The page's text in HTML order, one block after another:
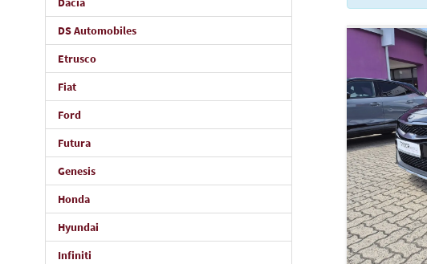
DS Automobiles
Etrusco
Fiat
Ford
Futura
Genesis
Honda
Hyundai
Infiniti